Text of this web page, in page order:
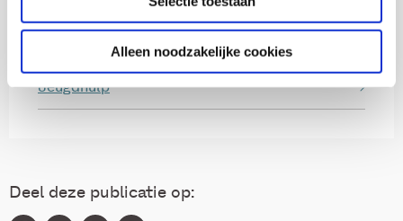
Alleen noodzakelijke cookies
Jeugdhulp
Deel deze publicatie op: